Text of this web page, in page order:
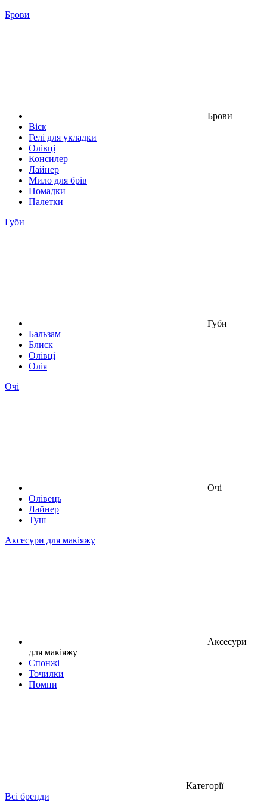
Брови
Брови
Віск
Гелі для укладки
Олівці
Консилер
Лайнер
Мило для брів
Помадки
Палетки
Губи
Губи
Бальзам
Блиск
Олівці
Олія
Очі
Очі
Олівець
Лайнер
Туш
Аксесури для макіяжу
Аксесури
для макіяжу
Спонжі
Точилки
Помпи
Категорії
Всі бренди